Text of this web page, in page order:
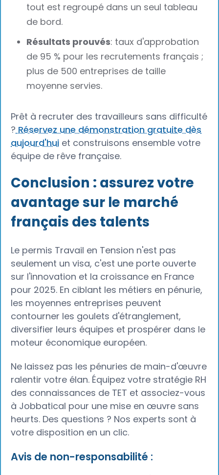
tout est regroupé dans un seul tableau
de bord.
Résultats prouvés: taux d'approbation
de 95 % pour les recrutements français ;
plus de 500 entreprises de taille
moyenne servies.
Prêt à recruter des travailleurs sans difficulté
?Réservez une démonstration gratuite dès
aujourd'hui et construisons ensemble votre
équipe de rêve française.
Conclusion : assurez votre
avantage sur le marché
français des talents
Le permis Travail en Tension n'est pas
seulement un visa, c'est une porte ouverte
sur l'innovation et la croissance en France
pour 2025. En ciblant les métiers en pénurie,
les moyennes entreprises peuvent
contourner les goulets d'étranglement,
diversifier leurs équipes et prospérer dans le
moteur économique européen.
Ne laissez pas les pénuries de main-d'œuvre
ralentir votre élan. Équipez votre stratégie RH
des connaissances de TET et associez-vous
à Jobbatical pour une mise en œuvre sans
heurts. Des questions ? Nos experts sont à
votre disposition en un clic.
Avis de non-responsabilité :